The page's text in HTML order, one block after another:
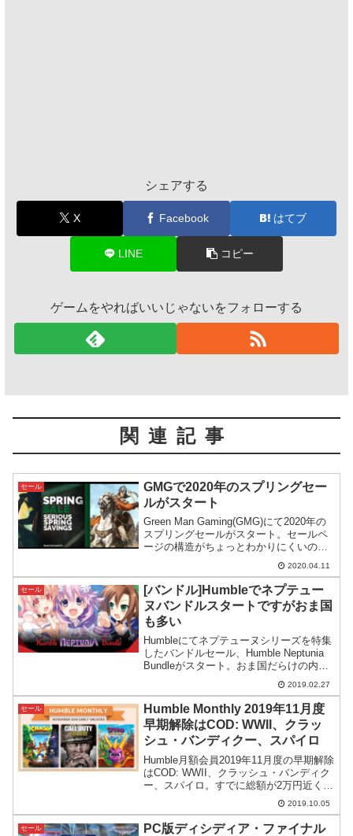
シェアする
X Facebook はてブ
LINE コピー
ゲームをやればいいじゃないをフォローする
関連記事
セール
GMGで2020年のスプリングセー
ルがスタート
Green Man Gaming(GMG)にて2020年の
スプリングセールがスタート。セールペ
ージの構造がちょっとわかりにくいの
で、見方を含めて内容を紹介します。
2020.04.11
セール
[バンドル]Humbleでネプテュー
ヌバンドルスタートですがおま国
も多い
Humbleにてネプテューヌシリーズを特集
したバンドルセール、Humble Neptunia
Bundleがスタート。おま国だらけの内容
となっていますが、客観的に見ると費用
2019.02.27
セール
Humble Monthly 2019年11月度
早期解除はCOD: WWII、クラッ
シュ・バンディクー、スパイロ
Humble月額会員2019年11月度の早期解除
はCOD: WWII、クラッシュ・バンディク
ー、スパイロ。すでに総額が2万円近くあ
り、ボリュームも満点という良バンドル
2019.10.05
セール
PC版ディシディア・ファイナル